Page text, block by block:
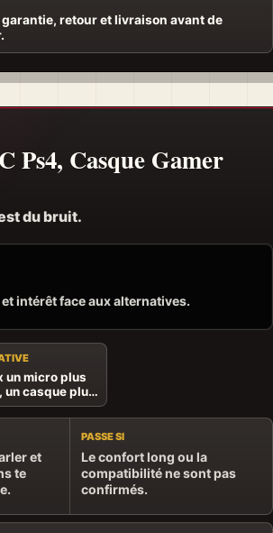
retour et livraison avant de
Ps4, Casque Gamer
du bruit.
intérêt face aux alternatives.
un micro plus
un casque plus
une
précise.
et
te
PASSE SI
Le confort long ou la
compatibilité ne sont pas
confirmés.